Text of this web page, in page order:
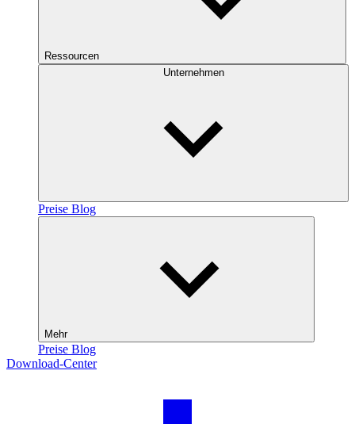
Ressourcen
Unternehmen
Preise Blog
Mehr
Preise Blog
Download-Center